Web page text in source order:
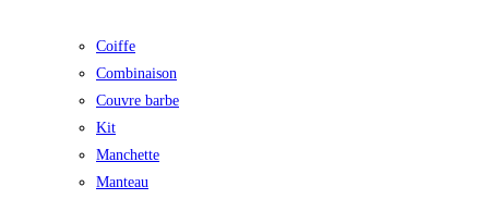
Coiffe
Combinaison
Couvre barbe
Kit
Manchette
Manteau